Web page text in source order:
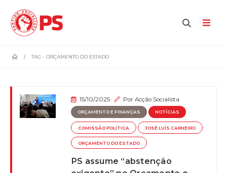
TAG - ORÇAMENTO DO ESTADO
15/10/2025 PorAcção Socialista
ORÇAMENTO E FINANÇAS NOTÍCIAS
COMISSÃO POLÍTICA JOSÉ LUÍS CARNEIRO
ORÇAMENTO DO ESTADO
PS assume “abstenção